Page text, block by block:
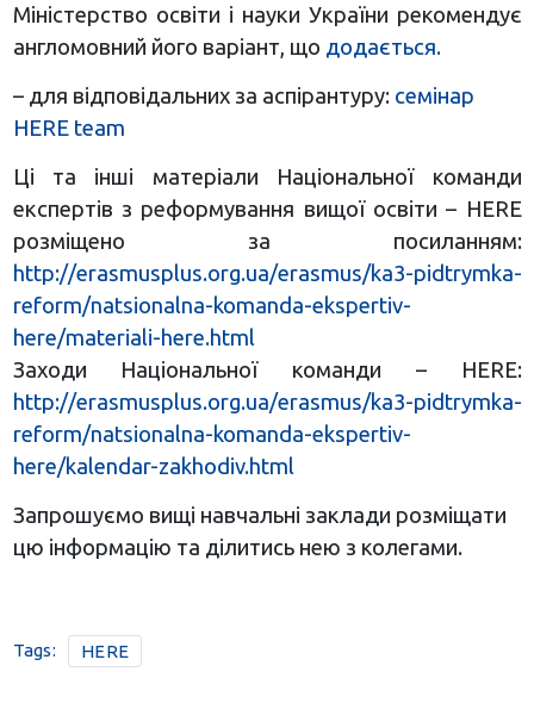
Міністерство освіти і науки України рекомендує
англомовний його варіант, що додається.
– для відповідальних за аспірантуру: семінар
HERE team
Ці та інші матеріали Національної команди
експертів з реформування вищої освіти – HERE
розміщено за посиланням:
http://erasmusplus.org.ua/erasmus/ka3-pidtrymka-
reform/natsionalna-komanda-ekspertiv-
here/materiali-here.html
Заходи Національної команди – НERE:
http://erasmusplus.org.ua/erasmus/ka3-pidtrymka-
reform/natsionalna-komanda-ekspertiv-
here/kalendar-zakhodiv.html
Запрошуємо вищі навчальні заклади розміщати
цю інформацію та ділитись нею з колегами.
Tags: HERE